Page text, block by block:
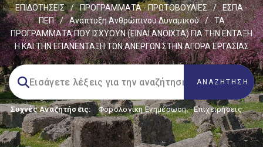
ΕΠΙΔΟΤΗΣΕΙΣ
/ ΠΡΟΓΡΑΜΜΑΤΑ - ΠΡΩΤΟΒΟΥΛΙΕΣ /
ΕΣΠΑ -
ΠΕΠ
/ Ανάπτυξη Ανθρώπινου Δυναμικού /
ΤΑ
ΠΡΟΓΡΑΜΜΑΤΑ ΠΟΥ ΙΣΧΥΟΥΝ (ΕΙΝΑΙ ΑΝΟΙΧΤΑ) ΓΙΑ ΤΗΝ ΕΝΤΑΞΗ
Η ΚΑΙ ΤΗΝ ΕΠΑΝΕΝΤΑΞΗ ΤΩΝ ΑΝΕΡΓΩΝ ΣΤΗΝ ΑΓΟΡΑ ΕΡΓΑΣΙΑΣ
Συχνές Αναζητήσεις: Φορολογικη Ενημέρωση, Επιχειρήσεις